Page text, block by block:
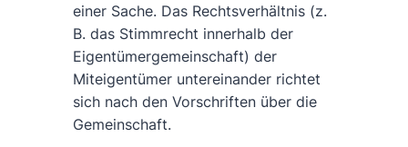
einer Sache. Das Rechtsverhältnis (z.
B. das Stimmrecht innerhalb der
Eigentümergemeinschaft) der
Miteigentümer untereinander richtet
sich nach den Vorschriften über die
Gemeinschaft.